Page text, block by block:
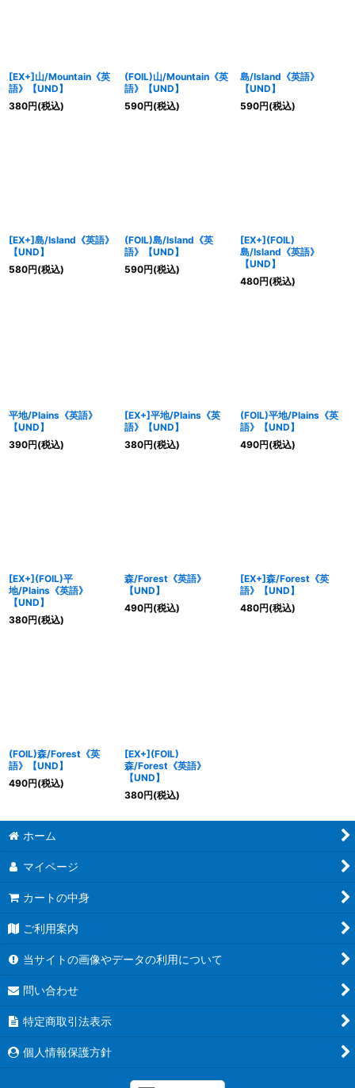
[EX+]山/Mountain《英
語》【UND】
380円(税込)
(FOIL)山/Mountain《英
語》【UND】
590円(税込)
島/Island《英語》
【UND】
590円(税込)
[EX+]島/Island《英語》
【UND】
580円(税込)
(FOIL)島/Island《英
語》【UND】
590円(税込)
[EX+](FOIL)
島/Island《英語》
【UND】
480円(税込)
平地/Plains《英語》
【UND】
390円(税込)
[EX+]平地/Plains《英
語》【UND】
380円(税込)
(FOIL)平地/Plains《英
語》【UND】
490円(税込)
[EX+](FOIL)平
地/Plains《英語》
【UND】
380円(税込)
森/Forest《英語》
【UND】
490円(税込)
[EX+]森/Forest《英
語》【UND】
480円(税込)
(FOIL)森/Forest《英
語》【UND】
490円(税込)
[EX+](FOIL)
森/Forest《英語》
【UND】
380円(税込)
ホーム
マイページ
カートの中身
ご利用案内
当サイトの画像やデータの利用について
問い合わせ
特定商取引法表示
個人情報保護方針